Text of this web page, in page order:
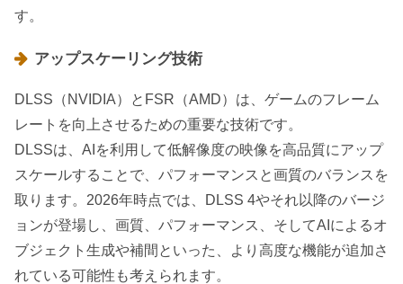
す。
アップスケーリング技術
DLSS（NVIDIA）とFSR（AMD）は、ゲームのフレーム
レートを向上させるための重要な技術です。
DLSSは、AIを利用して低解像度の映像を高品質にアップ
スケールすることで、パフォーマンスと画質のバランスを
取ります。2026年時点では、DLSS 4やそれ以降のバージ
ョンが登場し、画質、パフォーマンス、そしてAIによるオ
ブジェクト生成や補間といった、より高度な機能が追加さ
れている可能性も考えられます。